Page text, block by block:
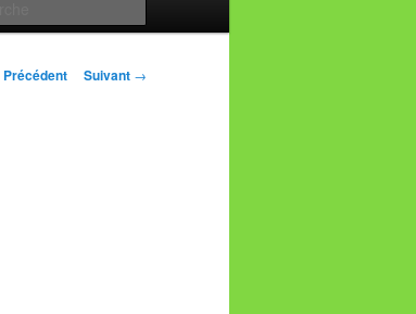
Navigation des
Précédent Suivant →